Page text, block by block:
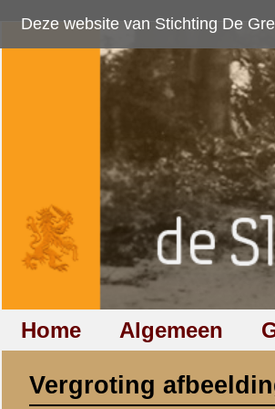
Deze website van Stichting De Greb gebruikt cookies
Home Algemeen Grebbeberg
Vergroting afbeelding